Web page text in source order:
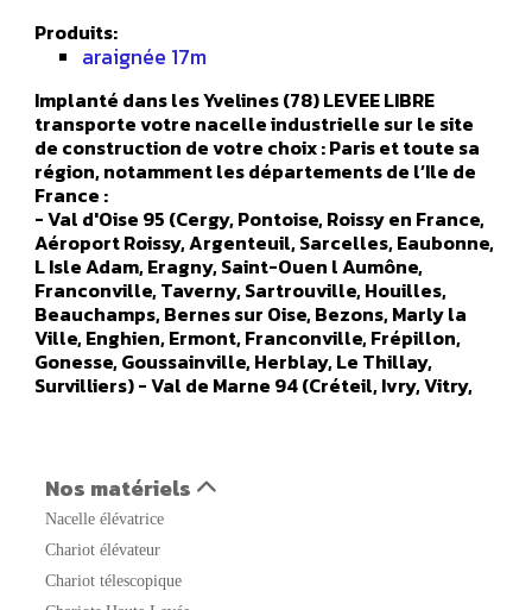
Produits:
araignée 17m
Implanté dans les Yvelines (78) LEVEE LIBRE
transporte votre nacelle industrielle sur le site
de construction de votre choix : Paris et toute sa
région, notamment les départements de l’Ile de
France :
- Val d'Oise 95 (Cergy, Pontoise, Roissy en France,
Aéroport Roissy, Argenteuil, Sarcelles, Eaubonne,
L Isle Adam, Eragny, Saint-Ouen l Aumône,
Franconville, Taverny, Sartrouville, Houilles,
Beauchamps, Bernes sur Oise, Bezons, Marly la
Ville, Enghien, Ermont, Franconville, Frépillon,
Gonesse, Goussainville, Herblay, Le Thillay,
Survilliers) - Val de Marne 94 (Créteil, Ivry, Vitry,
sur Marne, Chevilly Larue, Fresnes, Gentilly, Le
Kremlin Bicêtre, L Hays Les Roses, Maisons Alfort,
Nogent sur Marne, Orly, Aéroport Orly, Rungis,
Saint Maur des Fosses, Sucy en Brie, Thiais,
Vanves, Valenton, Villejuif, Villeneuve le Roi,
Villeneuve Saint Georges) - Seine Saint Denis 93
Nos matériels
Nacelle élévatrice
Chariot élévateur
Chariot télescopique